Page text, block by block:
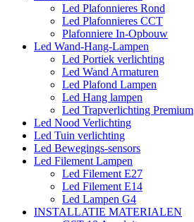
Led Plafonnieres Rond
Led Plafonnieres CCT
Plafonniere In-Opbouw
Led Wand-Hang-Lampen
Led Portiek verlichting
Led Wand Armaturen
Led Plafond Lampen
Led Hang lampen
Led Trapverlichting Premium
Led Nood Verlichting
Led Tuin verlichting
Led Bewegings-sensors
Led Filement Lampen
Led Filement E27
Led Filement E14
Led Lampen G4
INSTALLATIE MATERIALEN